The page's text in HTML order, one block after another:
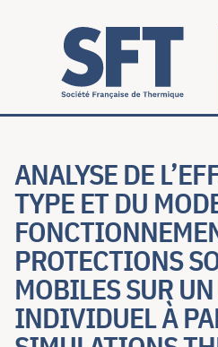
Aller au contenu principal
ANALYSE DE
TYPE ET DU
PROTECTIONS
MOBILES SUR
INDIVIDUEL À